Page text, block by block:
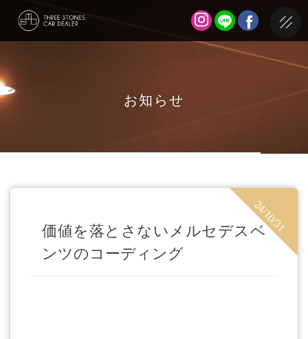
お知らせ
価値を落とさないメルセデスベ
ンツのコーディング
24/10/31